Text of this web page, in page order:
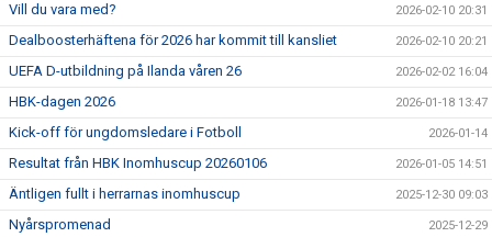
Vill du vara med? 2026-02-10 20:31
Dealboosterhäftena för 2026 har kommit till kansliet 2026-02-10 20:21
UEFA D-utbildning på Ilanda våren 26 2026-02-02 16:04
HBK-dagen 2026 2026-01-18 13:47
Kick-off för ungdomsledare i Fotboll 2026-01-14
Resultat från HBK Inomhuscup 20260106 2026-01-05 14:51
Äntligen fullt i herrarnas inomhuscup 2025-12-30 09:03
Nyårspromenad 2025-12-29